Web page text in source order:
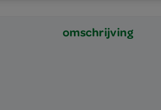
omschrijving